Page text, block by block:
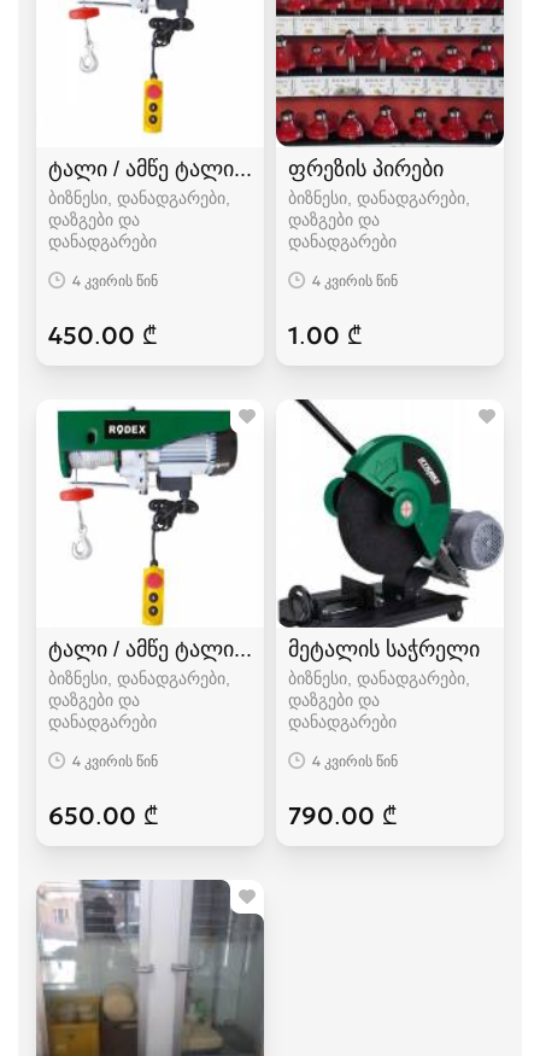
ტალი / ამწე ტალი / ტელფერი / ელექტრო
ბიზნესი, დანადგარები,
დაზგები და
დანადგარები
4 კვირის წინ
450.00 ₾
ფრეზის პირები
ბიზნესი, დანადგარები,
დაზგები და
დანადგარები
4 კვირის წინ
1.00 ₾
ტალი / ამწე ტალი / ტელფერი / ელექტრო
ბიზნესი, დანადგარები,
დაზგები და
დანადგარები
4 კვირის წინ
650.00 ₾
მეტალის საჭრელი
ბიზნესი, დანადგარები,
დაზგები და
დანადგარები
4 კვირის წინ
790.00 ₾